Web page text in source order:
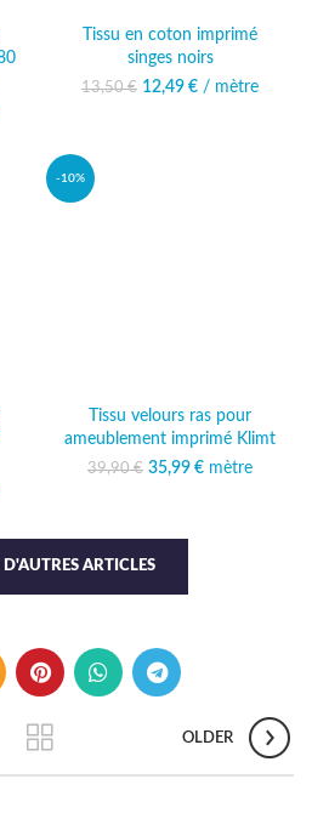
:
Tissu en coton imprimé
singes noirs
13,50€
Le prix initial était :
12,49 €
Le prix
/ mètre
:
-10%
Tissu velours ras pour
ameublement imprimé Klimt
39,90€ Le prix initial était :
35,99 €
Le prix
mètre
ARTICLES
OLDER